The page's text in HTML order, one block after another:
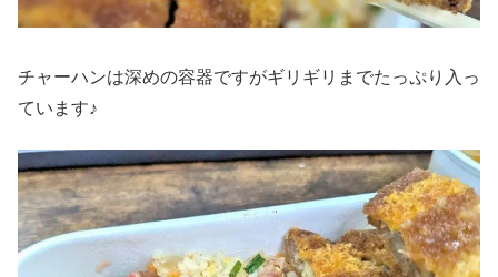
チャーハンは深めの容器ですがギリギリまでたっぷり入っ
ています♪